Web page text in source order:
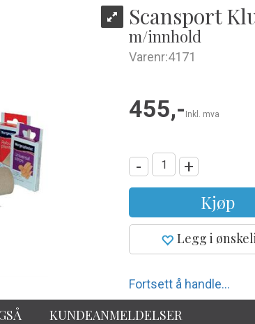
Scansport
m/innhold
Varenr:4171
455,- Inkl. mva
- +
Kjøp
Legg i
Fortsett å handle...
KUNDEANMELDELSER